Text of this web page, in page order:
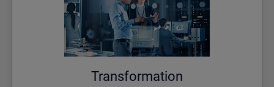
Trans­for­ma­ti­on